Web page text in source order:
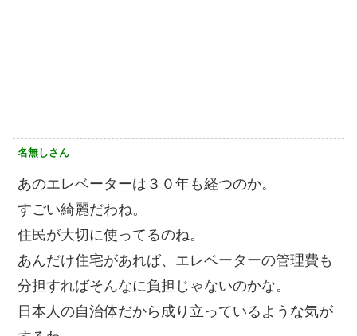
名無しさん
あのエレベーターは３０年も経つのか。
すごい綺麗だわね。
住民が大切に使ってるのね。
あんだけ住宅があれば、エレベーターの管理費も
分担すればそんなに負担じゃないのかな。
日本人の自治体だから成り立っているような気が